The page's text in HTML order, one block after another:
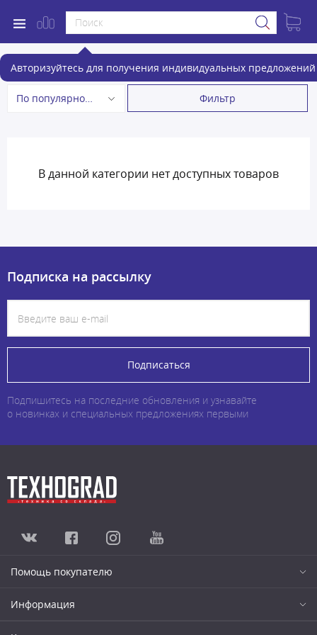
Авторизуйтесь для получения индивидуальных предложений
Мотобуры
По популярности Фильтр
В данной категории нет доступных товаров
Подписка на рассылку
Подписаться
Подпишитесь на последние обновления и узнавайте
о новинках и специальных предложениях первыми
Помощь покупателю
Информация